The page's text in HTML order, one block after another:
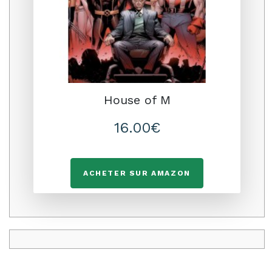
House of M
16.00€
ACHETER SUR AMAZON